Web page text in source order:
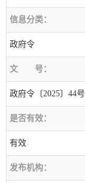
信息分类：
政府令
文 号：
政府令〔2025〕44号
是否有效：
有效
发布机构：